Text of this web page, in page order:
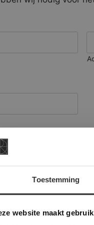
Toestemming
website maaktDeze
onze